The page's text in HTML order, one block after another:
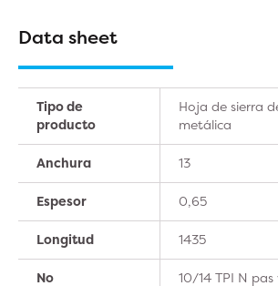
Data sheet
Tipo de
producto
Hoja de sierra
metálica
Anchura 13
Espesor 0,65
Longitud 1435
No 10/14 TPI N